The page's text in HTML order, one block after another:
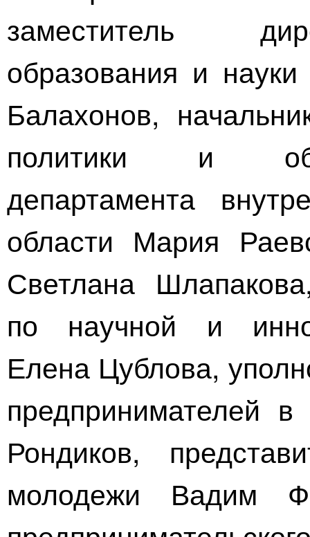
заместитель
образования и
Балахонов,
политики и
департамента
области Мария
Светлана
по научной и
Елена Цублова,
предпринимателей
Рондиков,
молодежи Вадим